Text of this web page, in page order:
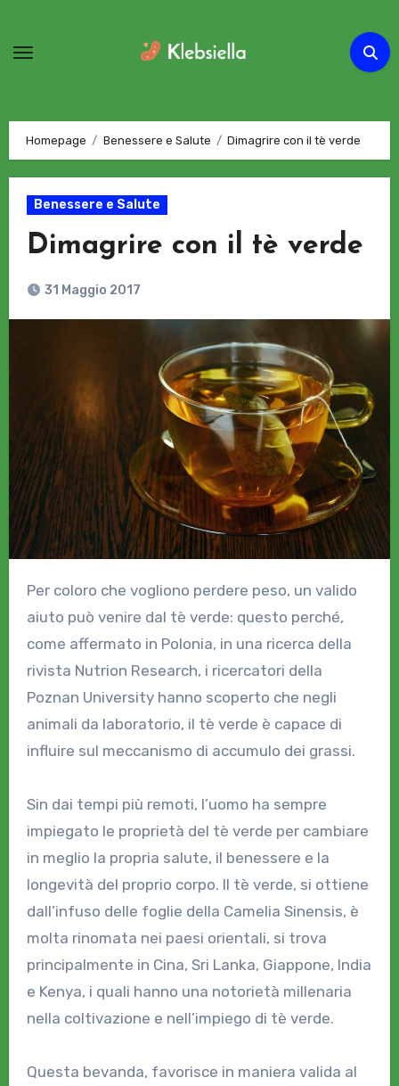
contenuto
Homepage Benessere e Salute Dimagrire con il tè verde
Benessere e Salute
Dimagrire con il tè verde
31 Maggio 2017
Per coloro che vogliono perdere peso, un valido
aiuto può venire dal tè verde: questo perché,
come affermato in Polonia, in una ricerca della
rivista Nutrion Research, i ricercatori della
Poznan University hanno scoperto che negli
animali da laboratorio, il tè verde è capace di
influire sul meccanismo di accumulo dei grassi.
Sin dai tempi più remoti, l’uomo ha sempre
impiegato le proprietà del tè verde per cambiare
in meglio la propria salute, il benessere e la
longevità del proprio corpo. Il tè verde, si ottiene
dall’infuso delle foglie della Camelia Sinensis, è
molta rinomata nei paesi orientali, si trova
principalmente in Cina, Sri Lanka, Giappone, India
e Kenya, i quali hanno una notorietà millenaria
nella coltivazione e nell’impiego di tè verde.
Questa bevanda, favorisce in maniera valida al